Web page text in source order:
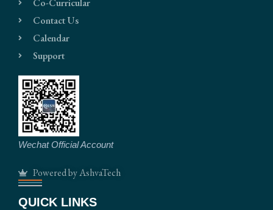
Co-Curricular
Contact Us
Calendar
Support
Wechat Official Account
Powered by AshvaTech
QUICK LINKS